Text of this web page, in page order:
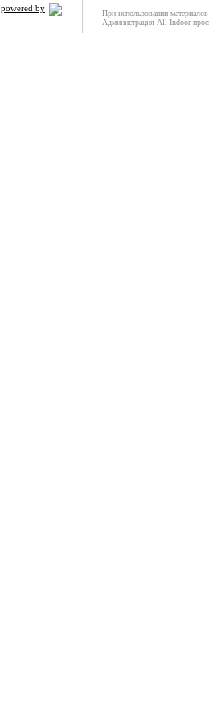
powered by
При использовании
Администрация All-Indoor